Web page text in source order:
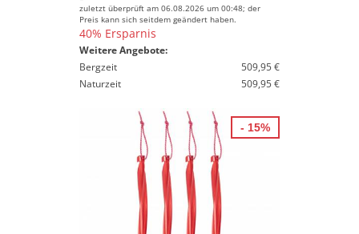
zuletzt überprüft am 06.08.2026 um 00:48; der
Preis kann sich seitdem geändert haben.
40% Ersparnis
Weitere Angebote:
Bergzeit
509,95 €
Naturzeit
509,95 €
- 15%